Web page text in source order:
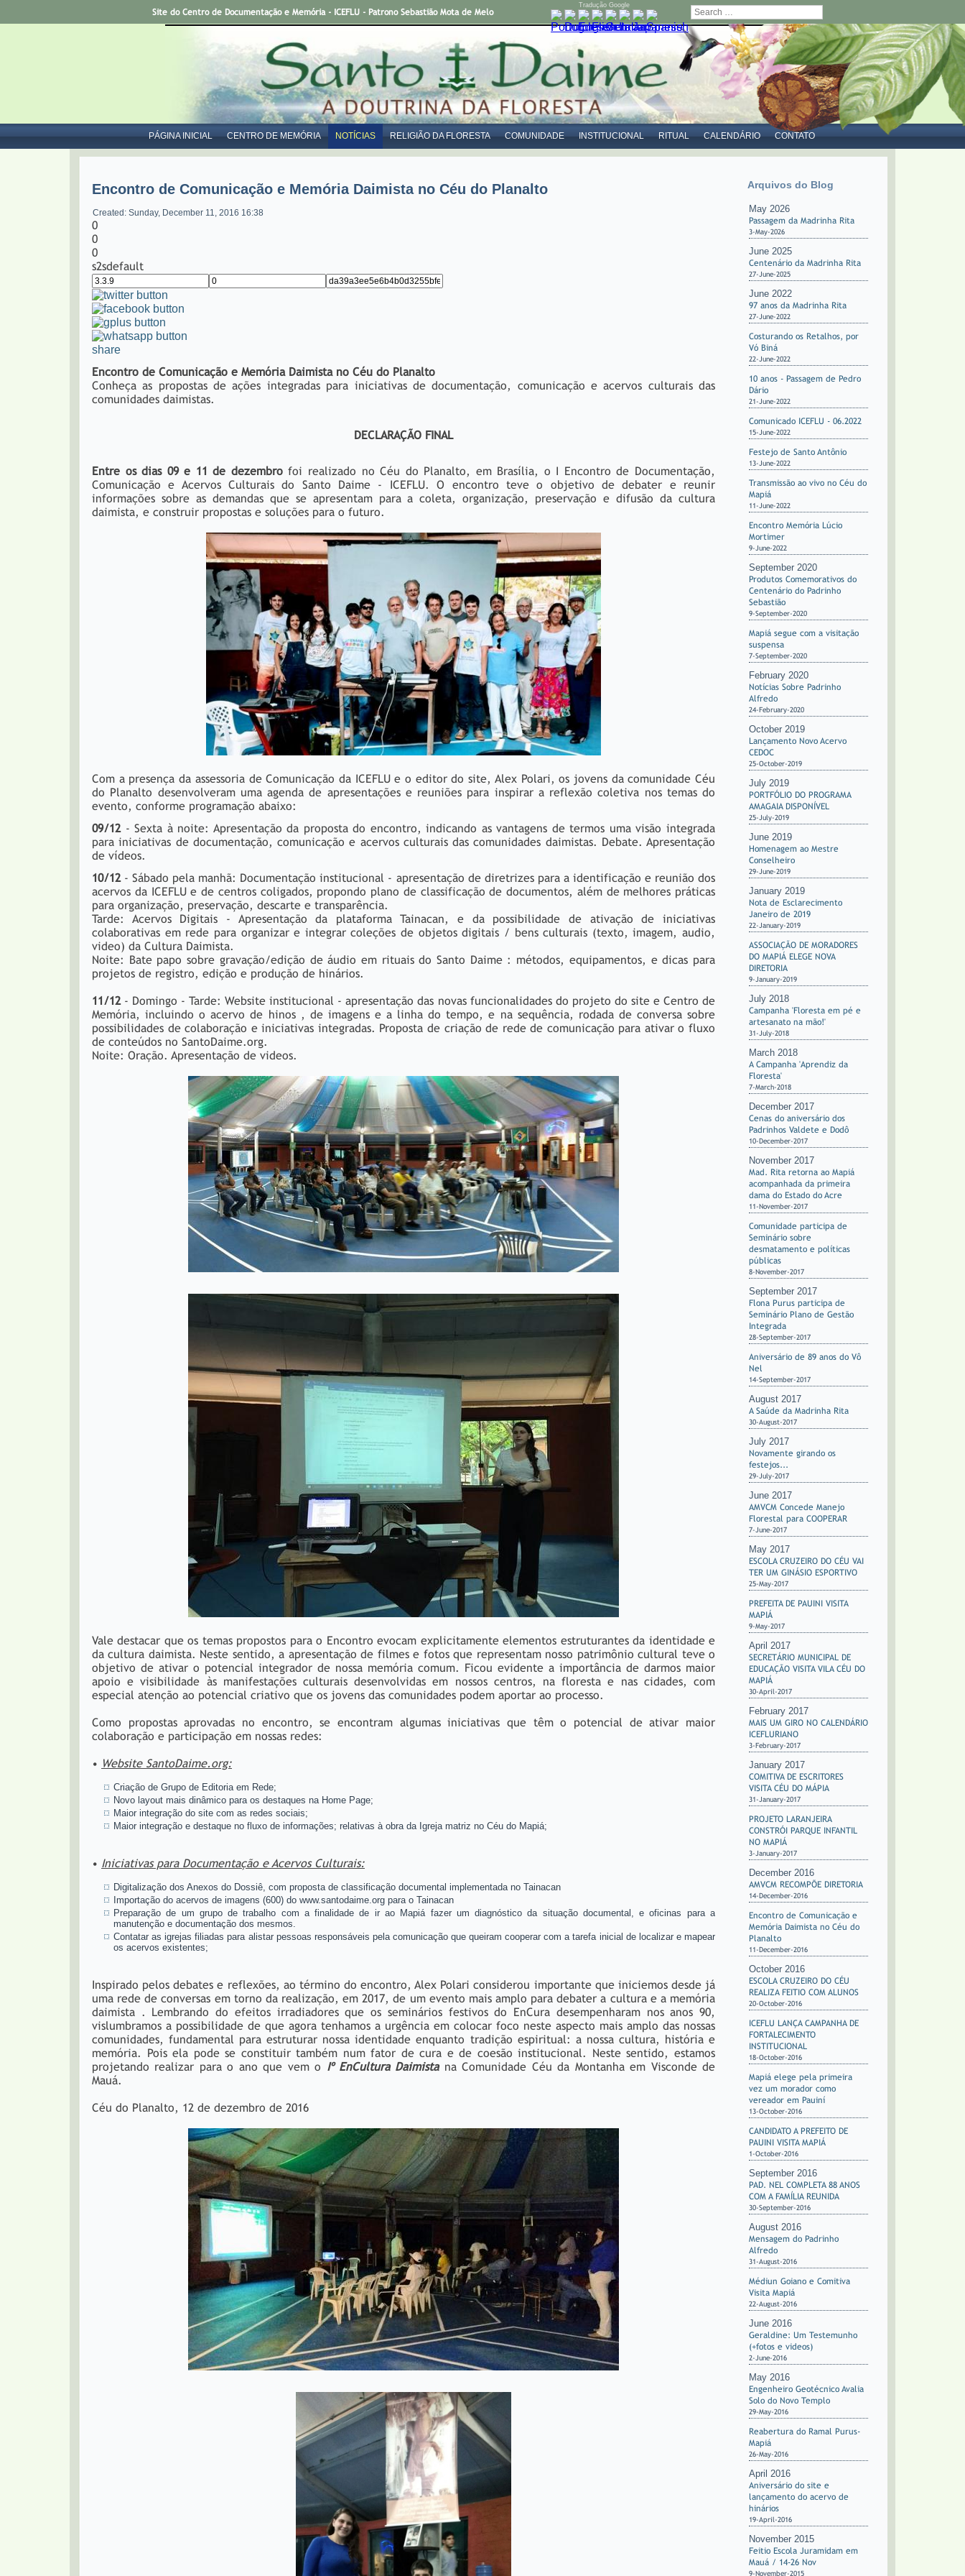
PÁGINA INICIAL CENTRO DE MEMÓRIA NOTÍCIAS RELIGIÃO DA FLORESTA COMUNIDADE INSTITUCIONAL RITUAL CALENDÁRIO CONTATO
Site do Centro de Documentação e Memória - ICEFLU - Patrono Sebastião Mota de Melo Search
Tradução Google
Encontro de Comunicação e Memória Daimista no Céu do Planalto
Created: Sunday, December 11, 2016 16:38
0
0
0
s2sdefault
share
Encontro de Comunicação e Memória Daimista no Céu do Planalto
Conheça as propostas de ações integradas para iniciativas de documentação, comunicação e acervos culturais das
comunidades daimistas.
DECLARAÇÃO FINAL
Entre os dias 09 e 11 de dezembrofoi realizado no Céu do Planalto, em Brasília, o I Encontro de Documentação,
Comunicação e Acervos Culturais do Santo Daime - ICEFLU. O encontro teve o objetivo de debater e reunir
informações sobre as demandas que se apresentam para a coleta, organização, preservação e difusão da cultura
daimista, e construir propostas e soluções para o futuro.
Com a presença da assessoria de Comunicação da ICEFLU e o editor do site, Alex Polari, os jovens da comunidade Céu
do Planalto desenvolveram uma agenda de apresentações e reuniões para inspirar a reflexão coletiva nos temas do
evento, conforme programação abaixo:
09/12 - Sexta à noite: Apresentação da proposta do encontro, indicando as vantagens de termos uma visão integrada
para iniciativas de documentação, comunicação e acervos culturais das comunidades daimistas. Debate. Apresentação
de vídeos.
10/12- Sábado pela manhã: Documentação institucional - apresentação de diretrizes para a identificação e reunião dos
acervos da ICEFLU e de centros coligados, propondo plano de classificação de documentos, além de melhores práticas
para organização, preservação, descarte e transparência.
Tarde: Acervos Digitais - Apresentação da plataforma Tainacan, e da possibilidade de ativação de iniciativas
colaborativas em rede para organizar e integrar coleções de objetos digitais / bens culturais (texto, imagem, audio,
video) da Cultura Daimista.
Noite: Bate papo sobre gravação/edição de áudio em rituais do Santo Daime : métodos, equipamentos, e dicas para
projetos de registro, edição e produção de hinários.
11/12- Domingo - Tarde: Website institucional - apresentação das novas funcionalidades do projeto do site e Centro de
Memória, incluindo o acervo de hinos , de imagens e a linha do tempo, e na sequência, rodada de conversa sobre
possibilidades de colaboração e iniciativas integradas. Proposta de criação de rede de comunicação para ativar o fluxo
de conteúdos no SantoDaime.org.
Noite: Oração. Apresentação de videos.
Vale destacar que os temas propostos para o Encontro evocam explicitamente elementos estruturantes da identidade e
da cultura daimista. Neste sentido, a apresentação de filmes e fotos que representam nosso patrimônio cultural teve o
objetivo de ativar o potencial integrador de nossa memória comum. Ficou evidente a importância de darmos maior
apoio e visibilidade às manifestações culturais desenvolvidas em nossos centros, na floresta e nas cidades, com
especial atenção ao potencial criativo que os jovens das comunidades podem aportar ao processo.
Como propostas aprovadas no encontro, se encontram algumas iniciativas que têm o potencial de ativar maior
colaboração e participação em nossas redes:
• Website SantoDaime.org:
Criação de Grupo de Editoria em Rede;
Novo layout mais dinâmico para os destaques na Home Page;
Maior integração do site com as redes sociais;
Maior integração e destaque no fluxo de informações; relativas à obra da Igreja matriz no Céu do Mapiá;
• Iniciativas para Documentação e Acervos Culturais:
Digitalização dos Anexos do Dossiê, com proposta de classificação documental implementada no Tainacan
Importação do acervos de imagens (600) do www.santodaime.org para o Tainacan
Preparação de um grupo de trabalho com a finalidade de ir ao Mapiá fazer um diagnóstico da situação documental, e oficinas para a
manutenção e documentação dos mesmos.
Contatar as igrejas filiadas para alistar pessoas responsáveis pela comunicação que queiram cooperar com a tarefa inicial de localizar e mapear
os acervos existentes;
Inspirado pelos debates e reflexões, ao término do encontro, Alex Polari considerou importante que iniciemos desde já
uma rede de conversas em torno da realização, em 2017, de um evento mais amplo para debater a cultura e a memória
daimista . Lembrando do efeitos irradiadores que os seminários festivos do EnCura desempenharam nos anos 90,
vislumbramos a possibilidade de que agora tenhamos a urgência em colocar foco neste aspecto mais amplo das nossas
comunidades, fundamental para estruturar nossa identidade enquanto tradição espiritual: a nossa cultura, história e
memória. Pois ela pode se constituir também num fator de cura e de coesão institucional. Neste sentido, estamos
projetando realizar para o ano que vem o Iº EnCultura Daimistana Comunidade Céu da Montanha em Visconde de
Mauá.
Céu do Planalto, 12 de dezembro de 2016
Arquivos do Blog
May 2026
Passagem da Madrinha Rita
3-May-2026
June 2025
Centenário da Madrinha Rita
27-June-2025
June 2022
97 anos da Madrinha Rita
27-June-2022
Costurando os Retalhos, por
Vó Biná
22-June-2022
10 anos - Passagem de Pedro
Dário
21-June-2022
Comunicado ICEFLU - 06.2022
15-June-2022
Festejo de Santo Antônio
13-June-2022
Transmissão ao vivo no Céu do
Mapiá
11-June-2022
Encontro Memória Lúcio
Mortimer
9-June-2022
September 2020
Produtos Comemorativos do
Centenário do Padrinho
Sebastião
9-September-2020
Mapiá segue com a visitação
suspensa
7-September-2020
February 2020
Notícias Sobre Padrinho
Alfredo
24-February-2020
October 2019
Lançamento Novo Acervo
CEDOC
25-October-2019
July 2019
PORTFÓLIO DO PROGRAMA
AMAGAIA DISPONÍVEL
25-July-2019
June 2019
Homenagem ao Mestre
Conselheiro
29-June-2019
January 2019
Nota de Esclarecimento
Janeiro de 2019
22-January-2019
ASSOCIAÇÃO DE MORADORES
DO MAPIÁ ELEGE NOVA
DIRETORIA
9-January-2019
July 2018
Campanha 'Floresta em pé e
artesanato na mão!'
31-July-2018
March 2018
A Campanha 'Aprendiz da
Floresta'
7-March-2018
December 2017
Cenas do aniversário dos
Padrinhos Valdete e Dodô
10-December-2017
November 2017
Mad. Rita retorna ao Mapiá
acompanhada da primeira
dama do Estado do Acre
11-November-2017
Comunidade participa de
Seminário sobre
desmatamento e políticas
públicas
8-November-2017
September 2017
Flona Purus participa de
Seminário Plano de Gestão
Integrada
28-September-2017
Aniversário de 89 anos do Vô
Nel
14-September-2017
August 2017
A Saúde da Madrinha Rita
30-August-2017
July 2017
Novamente girando os
festejos...
29-July-2017
June 2017
AMVCM Concede Manejo
Florestal para COOPERAR
7-June-2017
May 2017
ESCOLA CRUZEIRO DO CÉU VAI
TER UM GINÁSIO ESPORTIVO
25-May-2017
PREFEITA DE PAUINI VISITA
MAPIÁ
9-May-2017
April 2017
SECRETÁRIO MUNICIPAL DE
EDUCAÇÃO VISITA VILA CÉU DO
MAPIÁ
30-April-2017
February 2017
MAIS UM GIRO NO CALENDÁRIO
ICEFLURIANO
3-February-2017
January 2017
COMITIVA DE ESCRITORES
VISITA CÉU DO MÁPIA
31-January-2017
PROJETO LARANJEIRA
CONSTRÓI PARQUE INFANTIL
NO MAPIÁ
3-January-2017
December 2016
AMVCM RECOMPÕE DIRETORIA
14-December-2016
Encontro de Comunicação e
Memória Daimista no Céu do
Planalto
11-December-2016
October 2016
ESCOLA CRUZEIRO DO CÉU
REALIZA FEITIO COM ALUNOS
20-October-2016
ICEFLU LANÇA CAMPANHA DE
FORTALECIMENTO
INSTITUCIONAL
18-October-2016
Mapiá elege pela primeira
vez um morador como
vereador em Pauiní
13-October-2016
CANDIDATO A PREFEITO DE
PAUINI VISITA MAPIÁ
1-October-2016
September 2016
PAD. NEL COMPLETA 88 ANOS
COM A FAMÍLIA REUNIDA
30-September-2016
August 2016
Mensagem do Padrinho
Alfredo
31-August-2016
Médiun Goiano e Comitiva
Visita Mapiá
22-August-2016
June 2016
Geraldine: Um Testemunho
(+fotos e videos)
2-June-2016
May 2016
Engenheiro Geotécnico Avalia
Solo do Novo Templo
29-May-2016
Reabertura do Ramal Purus-
Mapiá
26-May-2016
April 2016
Aniversário do site e
lançamento do acervo de
hinários
19-April-2016
November 2015
Feitio Escola Juramidam em
Mauá / 14-26 Nov
9-November-2015